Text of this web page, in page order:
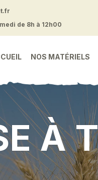
de 8h à 12h00
NOS MATÉRIELS
À